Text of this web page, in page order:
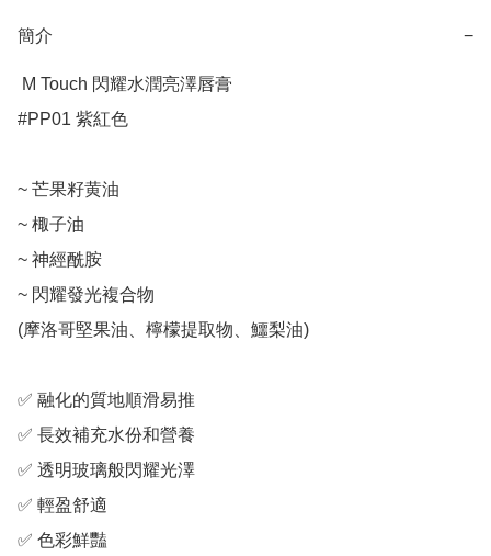
簡介 −
#PP01 紫紅色
~ 芒果籽黄油
~ 棷子油
~ 神經酰胺
~ 閃耀發光複合物
(摩洛哥堅果油、檸檬提取物、鱷梨油)
✅ 融化的質地順滑易推
✅ 長效補充水份和營養
✅ 透明玻璃般閃耀光澤
✅ 輕盈舒適
✅ 色彩鮮豔